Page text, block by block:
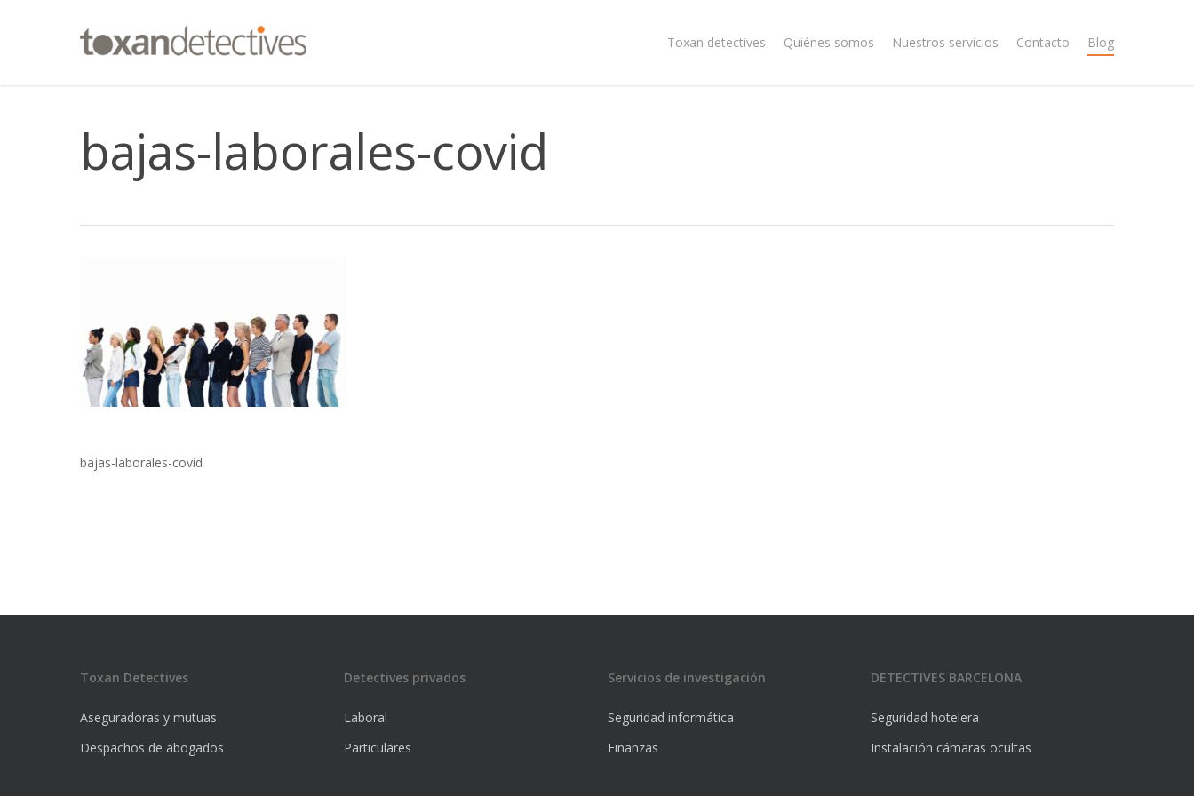
Toxan detectives Quiénes somos Nuestros servicios Contacto Blog
bajas-laborales-covid
bajas-laborales-covid
Toxan Detectives
Aseguradoras y mutuas
Despachos de abogados
Detectives privados
Laboral
Particulares
Servicios de investigación
Seguridad informática
Finanzas
DETECTIVES BARCELONA
Seguridad hotelera
Instalación cámaras ocultas